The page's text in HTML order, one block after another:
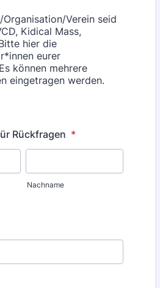
Verein seid
Kidical Mass,
hier die
eurer
können mehrere
eingetragen werden.
Rückfragen *
Nachname